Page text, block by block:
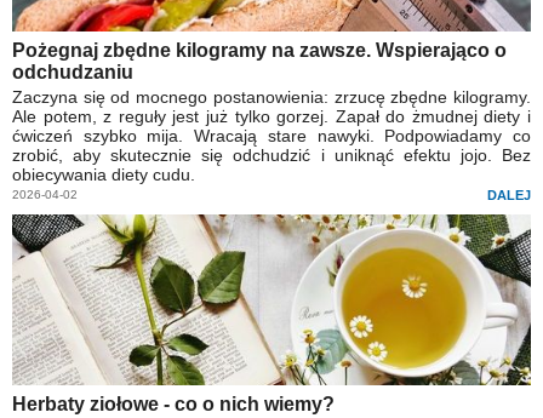
Pożegnaj zbędne kilogramy na zawsze. Wspierająco o
odchudzaniu
Zaczyna się od mocnego postanowienia: zrzucę zbędne kilogramy.
Ale potem, z reguły jest już tylko gorzej. Zapał do żmudnej diety i
ćwiczeń szybko mija. Wracają stare nawyki. Podpowiadamy co
zrobić, aby skutecznie się odchudzić i uniknąć efektu jojo. Bez
obiecywania diety cudu.
2026-04-02 DALEJ
Herbaty ziołowe - co o nich wiemy?